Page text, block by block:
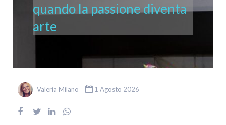
quando la passione diventa
arte
Valeria Milano 1 Agosto 2026